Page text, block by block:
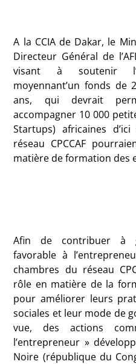
A la CCIA de Dakar, le
Directeur Général de
visant à soutenir
moyennant’un fonds de
ans, qui devrait
accompagner 10 000
Startups) africaines
réseau CPCCAF
matière de formation des
Afin de contribuer à
favorable à
chambres du réseau
rôle en matière de la
pour améliorer leurs
sociales et leur mode de
vue, des actions
l’entrepreneur »
Noire (république du